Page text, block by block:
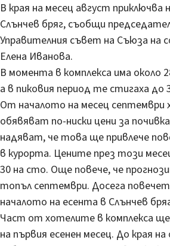
В края на месец август приключва
Слънчев бряг, съобщи
Управителния съвет на Съюза на
Елена Иванова.
В момента в комплекса има около
а в пиковия период те стигаха до
От началото на месец септември
обявяват по-ниски цени за
надяват, че това ще привлече
в курорта. Цените през този
30 на сто. Още повече, че
топъл септември. Досега
началото на есента в Слънчев
Част от хотелите в комплекса
на първия есенен месец. До края